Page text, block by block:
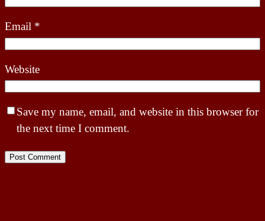
Email *
Website
Save my name, email, and website in this browser for
the next time I comment.